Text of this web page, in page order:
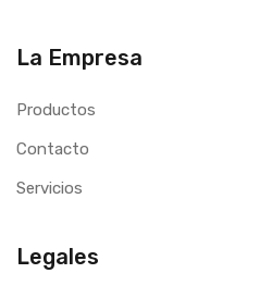
La Empresa
Productos
Contacto
Servicios
Legales